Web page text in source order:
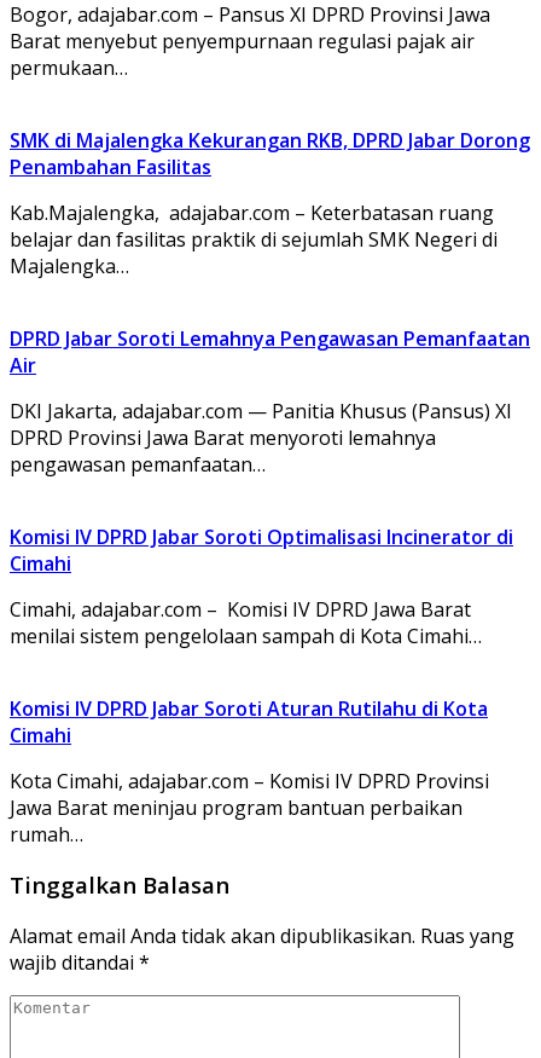
Bogor, adajabar.com – Pansus XI DPRD Provinsi Jawa
Barat menyebut penyempurnaan regulasi pajak air
permukaan…
SMK di Majalengka Kekurangan RKB, DPRD Jabar Dorong
Penambahan Fasilitas
Kab.Majalengka, adajabar.com – Keterbatasan ruang
belajar dan fasilitas praktik di sejumlah SMK Negeri di
Majalengka…
DPRD Jabar Soroti Lemahnya Pengawasan Pemanfaatan
Air
DKI Jakarta, adajabar.com — Panitia Khusus (Pansus) XI
DPRD Provinsi Jawa Barat menyoroti lemahnya
pengawasan pemanfaatan…
Komisi IV DPRD Jabar Soroti Optimalisasi Incinerator di
Cimahi
Cimahi, adajabar.com – Komisi IV DPRD Jawa Barat
menilai sistem pengelolaan sampah di Kota Cimahi…
Komisi IV DPRD Jabar Soroti Aturan Rutilahu di Kota
Cimahi
Kota Cimahi, adajabar.com – Komisi IV DPRD Provinsi
Jawa Barat meninjau program bantuan perbaikan
rumah…
Tinggalkan Balasan
Alamat email Anda tidak akan dipublikasikan. Ruas yang
wajib ditandai *